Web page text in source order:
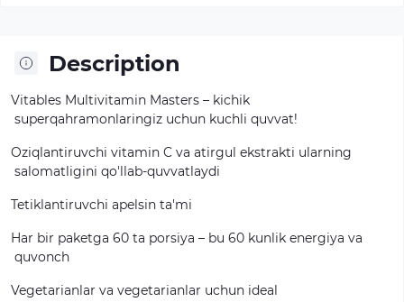
Description
Vitables Multivitamin Masters – kichik
superqahramonlaringiz uchun kuchli quvvat!
Oziqlantiruvchi vitamin C va atirgul ekstrakti ularning
salomatligini qo'llab-quvvatlaydi
Tetiklantiruvchi apelsin ta'mi
Har bir paketga 60 ta porsiya – bu 60 kunlik energiya va
quvonch
Vegetarianlar va vegetarianlar uchun ideal